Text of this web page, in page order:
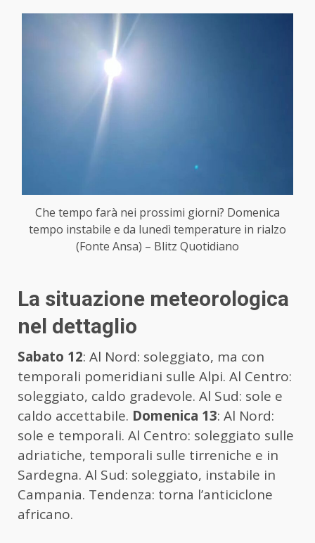
Che tempo farà nei prossimi giorni? Domenica
tempo instabile e da lunedì temperature in rialzo
(Fonte Ansa) – Blitz Quotidiano
La situazione meteorologica
nel dettaglio
Sabato 12: Al Nord: soleggiato, ma con
temporali pomeridiani sulle Alpi. Al Centro:
soleggiato, caldo gradevole. Al Sud: sole e
caldo accettabile. Domenica 13: Al Nord:
sole e temporali. Al Centro: soleggiato sulle
adriatiche, temporali sulle tirreniche e in
Sardegna. Al Sud: soleggiato, instabile in
Campania. Tendenza: torna l’anticiclone
africano.